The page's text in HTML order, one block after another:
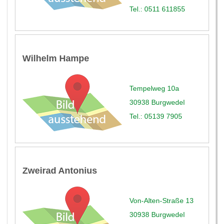
Tel.: 0511 611855
Wilhelm Hampe
Tempelweg 10a
30938 Burgwedel
Tel.: 05139 7905
Zweirad Antonius
Von-Alten-Straße 13
30938 Burgwedel